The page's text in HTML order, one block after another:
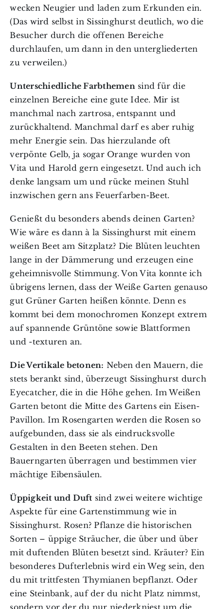
wecken Neugier und laden zum Erkunden ein.
(Das wird selbst in Sissinghurst deutlich, wo die
Besucher durch die offenen Bereiche
durchlaufen, um dann in den untergliederten
zu verweilen.)
Unterschiedliche Farbthemen sind für die
einzelnen Bereiche eine gute Idee. Mir ist
manchmal nach zartrosa, entspannt und
zurückhaltend. Manchmal darf es aber ruhig
mehr Energie sein. Das hierzulande oft
verpönte Gelb, ja sogar Orange wurden von
Vita und Harold gern eingesetzt. Und auch ich
denke langsam um und rücke meinen Stuhl
inzwischen gern ans Feuerfarben-Beet.
Genießt du besonders abends deinen Garten?
Wie wäre es dann à la Sissinghurst mit einem
weißen Beet am Sitzplatz? Die Blüten leuchten
lange in der Dämmerung und erzeugen eine
geheimnisvolle Stimmung. Von Vita konnte ich
übrigens lernen, dass der Weiße Garten genauso
gut Grüner Garten heißen könnte. Denn es
kommt bei dem monochromen Konzept extrem
auf spannende Grüntöne sowie Blattformen
und -texturen an.
Die Vertikale betonen: Neben den Mauern, die
stets berankt sind, überzeugt Sissinghurst durch
Eyecatcher, die in die Höhe gehen. Im Weißen
Garten betont die Mitte des Gartens ein Eisen-
Pavillon. Im Rosengarten werden die Rosen so
aufgebunden, dass sie als eindrucksvolle
Gestalten in den Beeten stehen. Den
Bauerngarten überragen und bestimmen vier
mächtige Eibensäulen.
Üppigkeit und Duft sind zwei weitere wichtige
Aspekte für eine Gartenstimmung wie in
Sissinghurst. Rosen? Pflanze die historischen
Sorten – üppige Sträucher, die über und über
mit duftenden Blüten besetzt sind. Kräuter? Ein
besonderes Dufterlebnis wird ein Weg sein, den
du mit trittfesten Thymianen bepflanzt. Oder
eine Steinbank, auf der du nicht Platz nimmst,
sondern vor der du nur niederkniest um die